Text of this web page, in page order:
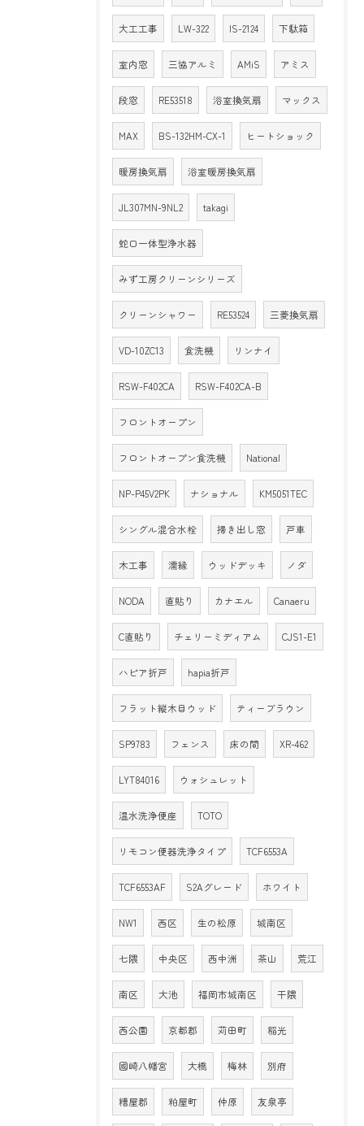
大工工事 LW-322 IS-2124 下駄箱
室内窓 三協アルミ AMiS アミス
段窓 RE53518 浴室換気扇 マックス
MAX BS-132HM-CX-1 ヒートショック
暖房換気扇 浴室暖房換気扇
JL307MN-9NL2 takagi
蛇口一体型浄水器
みず工房クリーンシリーズ
クリーンシャワー RE53524 三菱換気扇
VD-10ZC13 食洗機 リンナイ
RSW-F402CA RSW-F402CA-B
フロントオープン
フロントオープン食洗機 National
NP-P45V2PK ナショナル KM5051TEC
シングル混合水栓 掃き出し窓 戸車
木工事 濡縁 ウッドデッキ ノダ
NODA 直貼り カナエル Canaeru
C直貼り チェリーミディアム CJS1-E1
ハピア折戸 hapia折戸
フラット縦木目ウッド ティーブラウン
SP9783 フェンス 床の間 XR-462
LYT84016 ウォシュレット
温水洗浄便座 TOTO
リモコン便器洗浄タイプ TCF6553A
TCF6553AF S2Aグレード ホワイト
NW1 西区 生の松原 城南区
七隈 中央区 西中洲 茶山 荒江
南区 大池 福岡市城南区 干隈
西公園 京都郡 苅田町 稲光
國崎八幡宮 大橋 梅林 別府
糟屋郡 粕屋町 仲原 友泉亭